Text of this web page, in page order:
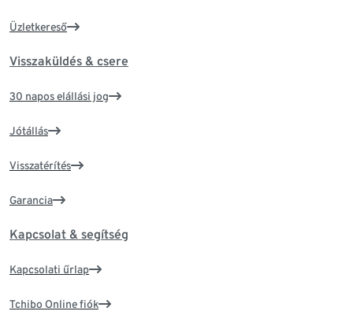
Üzletkereső
Visszaküldés & csere
30 napos elállási jog
Jótállás
Visszatérítés
Garancia
Kapcsolat & segítség
Kapcsolati űrlap
Tchibo Online fiók